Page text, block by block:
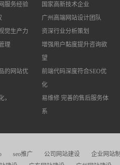
服务经验
国家高新技术企业
广州高端网站设计团队
觉生产力
资深行业分析策划
理
增强用户黏度提升咨询欲
望
的网站优
前端代码深度符合SEO优
化
，
易维修 完善的售后服务体
系
seo推广 公司网站建设 企业网站